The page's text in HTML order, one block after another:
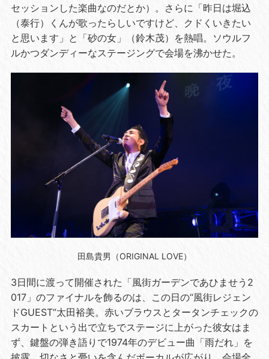
セッションした楽曲なのだとか）。さらに「昨日は堀込
（泰行）くんが歌ったらしいですけど、クドくいきたい
と思います」と「砂の女」（鈴木茂）を熱唱。ソウルフ
ルかつダンディーなステージングで会場を沸かせた。
田島貴男（ORIGINAL LOVE）
3日間に渡って開催された「風街ガーデンであひませう 2
017」のファイナルを飾るのは、この日の“風街レジェン
ドGUEST”太田裕美。赤いブラウスとタータンチェックの
スカートという出で立ちでステージに上がった彼女はま
ず、鍵盤の弾き語りで1974年のデビュー曲「雨だれ」を